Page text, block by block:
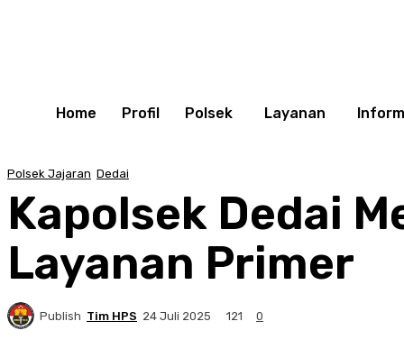
Home Profil Polsek Layanan
Polsek Jajaran Dedai
Kapolsek Dedai
Layanan Primer
Publish Tim HPS 24 Juli 2025 121 0